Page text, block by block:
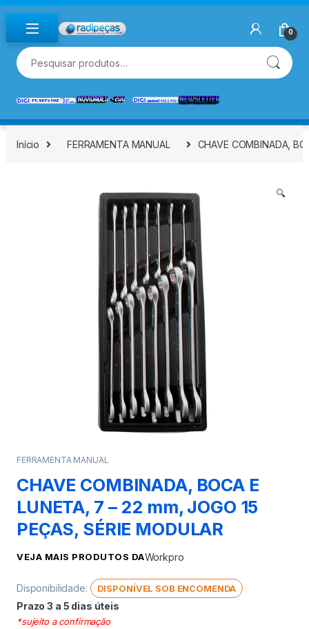
Skip to navigation
Skip to content
0
Pesquisar por:
Início FERRAMENTA MANUAL CHAVE COMBINADA,
🔍
FERRAMENTA MANUAL
CHAVE COMBINADA, BOCA E
LUNETA, 7 – 22 mm, JOGO 15
PEÇAS, SÉRIE MODULAR
VEJA MAIS PRODUTOS DAWorkpro
Disponibilidade: DISPONÍVEL SOB ENCOMENDA
Prazo 3 a 5 dias úteis
*sujeito a confirmação